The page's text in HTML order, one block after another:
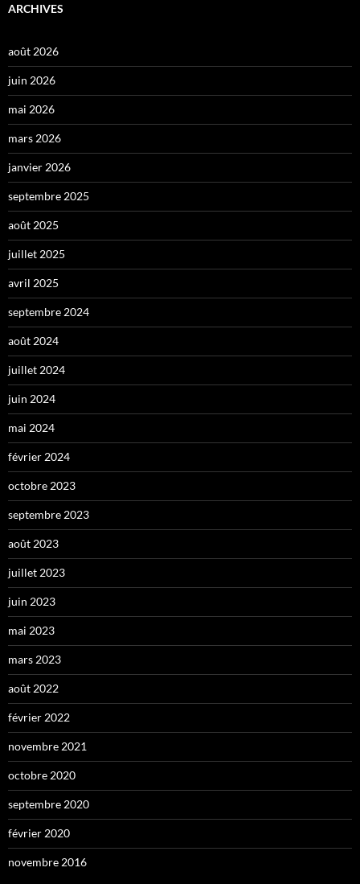
ARCHIVES
août 2026
juin 2026
mai 2026
mars 2026
janvier 2026
septembre 2025
août 2025
juillet 2025
avril 2025
septembre 2024
août 2024
juillet 2024
juin 2024
mai 2024
février 2024
octobre 2023
septembre 2023
août 2023
juillet 2023
juin 2023
mai 2023
mars 2023
août 2022
février 2022
novembre 2021
octobre 2020
septembre 2020
février 2020
novembre 2016